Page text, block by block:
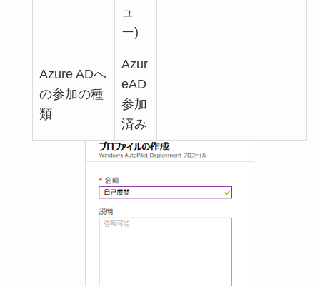
ュ
ー)
Azure ADへ
の参加の種
類
Azur
eAD
参加
済み